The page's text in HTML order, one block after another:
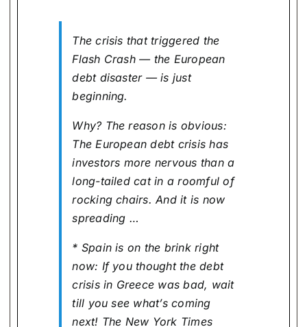
The crisis that triggered the
Flash Crash — the European
debt disaster — is just
beginning.
Why? The reason is obvious:
The European debt crisis has
investors more nervous than a
long-tailed cat in a roomful of
rocking chairs. And it is now
spreading …
* Spain is on the brink right
now: If you thought the debt
crisis in Greece was bad, wait
till you see what’s coming
next! The New York Times